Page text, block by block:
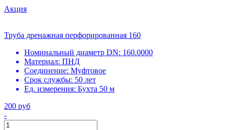
Акция
Труба дренажная перфорированная 160
Номинальный диаметр DN: 160.0000
Материал: ПНД
Соединение: Муфтовое
Срок службы: 50 лет
Ед. измерения: Бухта 50 м
200 руб
-